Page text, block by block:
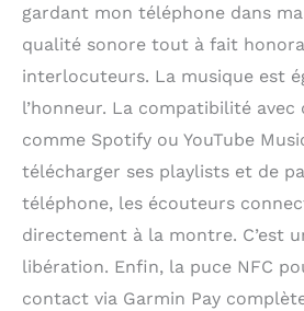
gardant mon téléphone dans
qualité sonore tout à fait
interlocuteurs. La musique est
l’honneur. La compatibilité avec
comme Spotify ou YouTube
télécharger ses playlists et de
téléphone, les écouteurs
directement à la montre. C’est
libération. Enfin, la puce NFC
contact via Garmin Pay